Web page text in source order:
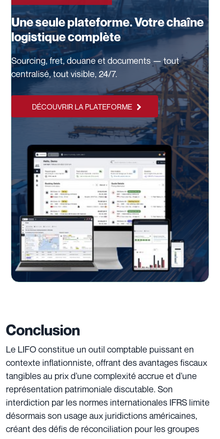
Une seule plateforme. Votre chaîne
logistique complète
Sourcing, fret, douane et documents — tout
centralisé, tout visible, 24/7.
DÉCOUVRIR LA PLATEFORME
Conclusion
Le LIFO constitue un outil comptable puissant en
contexte inflationniste, offrant des avantages fiscaux
tangibles au prix d’une complexité accrue et d’une
représentation patrimoniale discutable. Son
interdiction par les normes internationales IFRS limite
désormais son usage aux juridictions américaines,
créant des défis de réconciliation pour les groupes